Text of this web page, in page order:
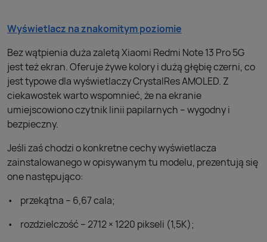
Wyświetlacz na znakomitym poziomie
Bez wątpienia duża zaletą Xiaomi Redmi Note 13 Pro 5G
jest też ekran. Oferuje żywe kolory i dużą głębię czerni, co
jest typowe dla wyświetlaczy CrystalRes AMOLED. Z
ciekawostek warto wspomnieć, że na ekranie
umiejscowiono czytnik linii papilarnych – wygodny i
bezpieczny.
Jeśli zaś chodzi o konkretne cechy wyświetlacza
zainstalowanego w opisywanym tu modelu, prezentują się
one następująco:
przekątna – 6,67 cala;
rozdzielczość – 2712 × 1220 pikseli (1,5K);